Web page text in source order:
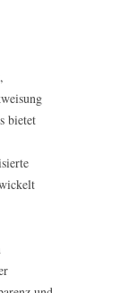
bietet